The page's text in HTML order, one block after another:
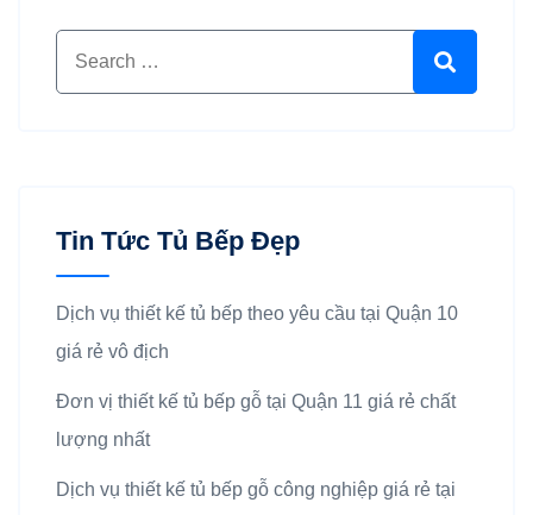
Tin Tức Tủ Bếp Đẹp
Dịch vụ thiết kế tủ bếp theo yêu cầu tại Quận 10
giá rẻ vô địch
Đơn vị thiết kế tủ bếp gỗ tại Quận 11 giá rẻ chất
lượng nhất
Dịch vụ thiết kế tủ bếp gỗ công nghiệp giá rẻ tại